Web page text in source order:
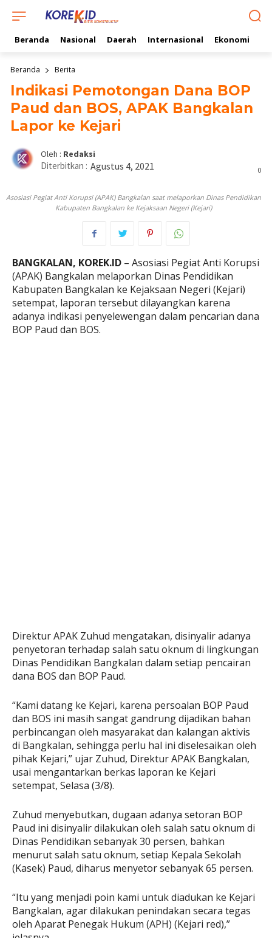
Beranda Nasional Daerah Internasional Ekonomi
Beranda Berita
Indikasi Pemotongan Dana BOP
Paud dan BOS, APAK Bangkalan
Lapor ke Kejari
Oleh : Redaksi
0
Diterbitkan : Agustus 4, 2021
Asosiasi Pegiat Anti Korupsi (APAK) Bangkalan saat melaporkan Dinas Pendidikan
Kabupaten Bangkalan ke Kejaksaan Negeri (Kejari)
BANGKALAN, KOREK.ID – Asosiasi Pegiat Anti Korupsi
(APAK) Bangkalan melaporkan Dinas Pendidikan
Kabupaten Bangkalan ke Kejaksaan Negeri (Kejari)
setempat, laporan tersebut dilayangkan karena
adanya indikasi penyelewengan dalam pencarian dana
BOP Paud dan BOS.
Direktur APAK Zuhud mengatakan, disinyalir adanya
penyetoran terhadap salah satu oknum di lingkungan
Dinas Pendidikan Bangkalan dalam setiap pencairan
dana BOS dan BOP Paud.
“Kami datang ke Kejari, karena persoalan BOP Paud
dan BOS ini masih sangat gandrung dijadikan bahan
perbincangan oleh masyarakat dan kalangan aktivis
di Bangkalan, sehingga perlu hal ini diselesaikan oleh
pihak Kejari,” ujar Zuhud, Direktur APAK Bangkalan,
usai mengantarkan berkas laporan ke Kejari
setempat, Selasa (3/8).
Zuhud menyebutkan, dugaan adanya setoran BOP
Paud ini disinyalir dilakukan oleh salah satu oknum di
Dinas Pendidikan sebanyak 30 persen, bahkan
menurut salah satu oknum, setiap Kepala Sekolah
(Kasek) Paud, diharus menyetor sebanyak 65 persen.
“Itu yang menjadi poin kami untuk diadukan ke Kejari
Bangkalan, agar dilakukan penindakan secara tegas
oleh Aparat Penegak Hukum (APH) (Kejari red),”